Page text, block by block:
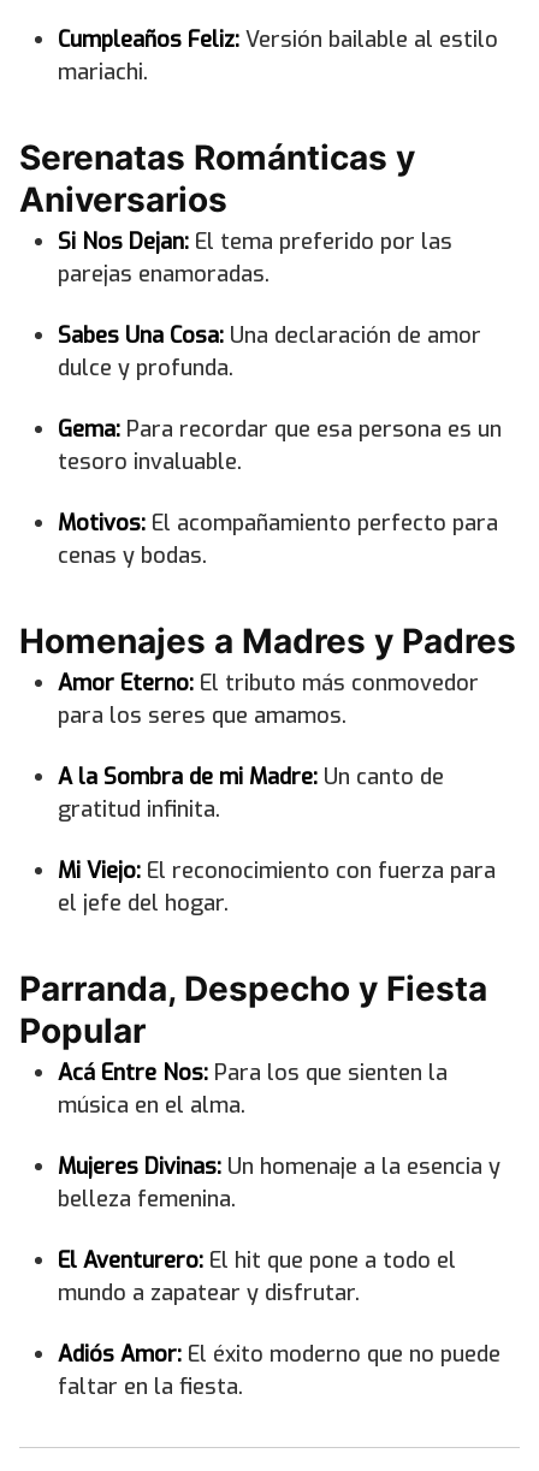
Cumpleaños Feliz: Versión bailable al estilo
mariachi.
Serenatas Románticas y
Aniversarios
Si Nos Dejan: El tema preferido por las
parejas enamoradas.
Sabes Una Cosa: Una declaración de amor
dulce y profunda.
Gema: Para recordar que esa persona es un
tesoro invaluable.
Motivos: El acompañamiento perfecto para
cenas y bodas.
Homenajes a Madres y Padres
Amor Eterno: El tributo más conmovedor
para los seres que amamos.
A la Sombra de mi Madre: Un canto de
gratitud infinita.
Mi Viejo: El reconocimiento con fuerza para
el jefe del hogar.
Parranda, Despecho y Fiesta
Popular
Acá Entre Nos: Para los que sienten la
música en el alma.
Mujeres Divinas: Un homenaje a la esencia y
belleza femenina.
El Aventurero: El hit que pone a todo el
mundo a zapatear y disfrutar.
Adiós Amor: El éxito moderno que no puede
faltar en la fiesta.